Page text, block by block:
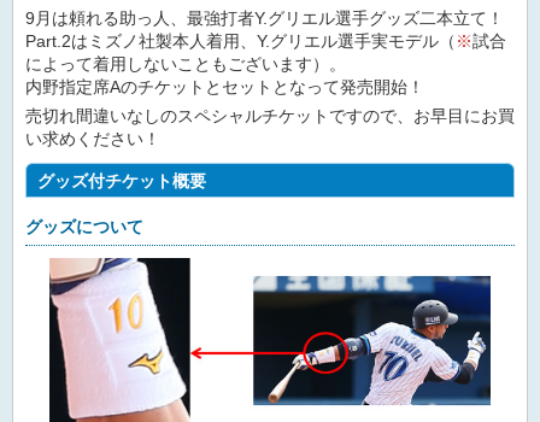
9月は頼れる助っ人、最強打者Y.グリエル選手グッズ二本立て！
Part.2はミズノ社製本人着用、Y.グリエル選手実モデル（ ※試合
によって着用しないこともございます）。
内野指定席Aのチケットとセットとなって発売開始！
売切れ間違いなしのスペシャルチケットですので、お早目にお買
い求めください！
グッズ付チケット概要
グッズについて